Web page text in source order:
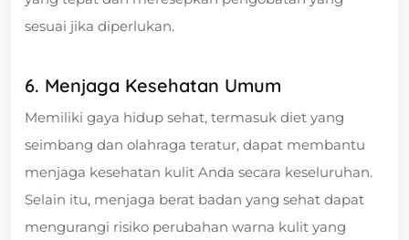
sesuai jika diperlukan.
6. Menjaga Kesehatan Umum
Memiliki gaya hidup sehat, termasuk diet yang
seimbang dan olahraga teratur, dapat membantu
menjaga kesehatan kulit Anda secara keseluruhan.
Selain itu, menjaga berat badan yang sehat dapat
mengurangi risiko perubahan warna kulit yang